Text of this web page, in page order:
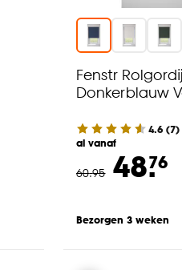
Fenstr
Donkerblauw
4.6 (7)
al vanaf
60.95 48.76
Bezorgen 3 weken